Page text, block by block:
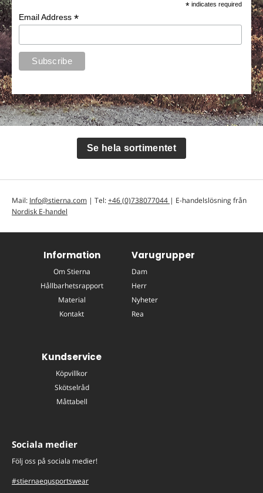
* indicates required
Email Address*
Se hela sortimentet
Mail: Info@stierna.com | Tel:+46 (0)738077044 | E-handelslösning från
Nordisk E-handel
Information
Om Stierna
Hållbarhetsrapport
Material
Kontakt
Varugrupper
Dam
Herr
Nyheter
Rea
Kundservice
Köpvillkor
Skötselråd
Måttabell
Sociala medier
Följ oss på sociala medier!
#stiernaequsportswear